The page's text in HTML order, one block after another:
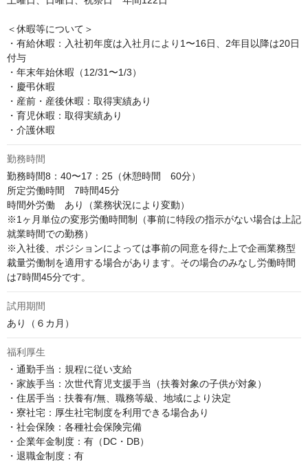
＜休暇等について＞
・有給休暇：入社初年度は入社月により1〜16日、2年目以降は20日
付与
・年末年始休暇（12/31〜1/3）
・慶弔休暇
・産前・産後休暇：取得実績あり
・育児休暇：取得実績あり
・介護休暇
勤務時間
勤務時間8：40〜17：25（休憩時間　60分）
所定労働時間　7時間45分
時間外労働　あり（業務状況により変動）
※1ヶ月単位の変形労働時間制（事前に特段の指示がない場合は上記
就業時間での勤務）
※入社後、ポジションによっては事前の同意を得た上で企画業務型
裁量労働制を適用する場合があります。その場合のみなし労働時間
は7時間45分です。
試用期間
あり（６カ月）
福利厚生
・通勤手当：規程に従い支給
・家族手当：次世代育児支援手当（扶養対象の子供が対象）
・住居手当：扶養有/無、職務等級、地域により決定
・寮社宅：厚生社宅制度を利用できる場合あり
・社会保険：各種社会保険完備
・企業年金制度：有（DC・DB）
・退職金制度：有